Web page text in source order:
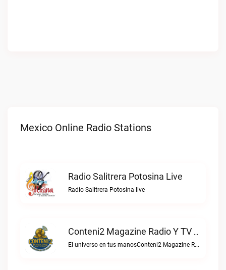
Mexico Online Radio Stations
Radio Salitrera Potosina Live
Radio Salitrera Potosina live
Conteni2 Magazine Radio Y TV Digital Live
El universo en tus manosConteni2 Magazine Radio y TV Digital live